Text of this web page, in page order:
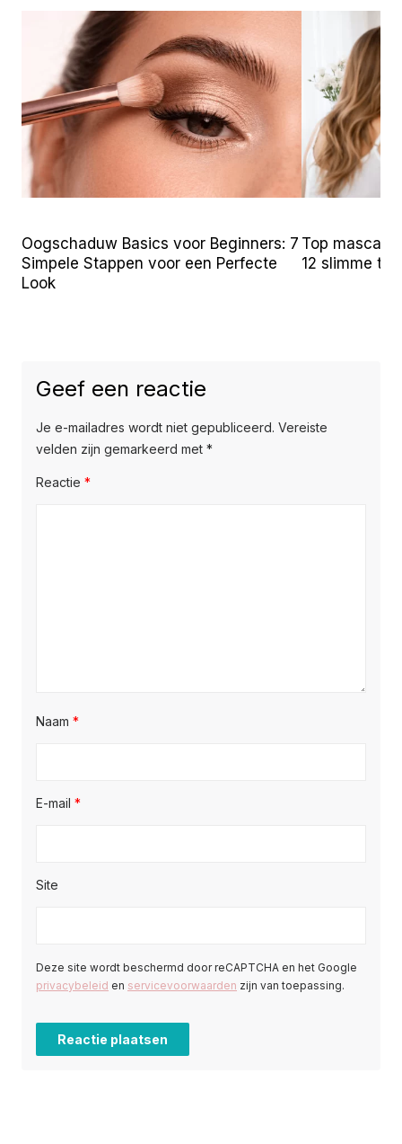
Oogschaduw Basics voor Beginners: 7
Simpele Stappen voor een Perfecte
Look
Top
12 slimme
Geef een reactie
Je e-mailadres wordt niet gepubliceerd. Vereiste
velden zijn gemarkeerd met *
Reactie *
Naam *
E-mail *
Site
Deze site wordt beschermd door reCAPTCHA en het Google
privacybeleid en servicevoorwaarden zijn van toepassing.